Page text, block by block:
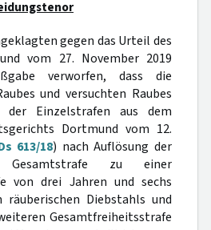
gegen das Urteil des
vom 27. November 2019
verworfen, dass die
und versuchten Raubes
der Einzelstrafen aus dem
Dortmund vom 12.
613/18) nach Auflösung der
zu einer
von drei Jahren und sechs
räuberischen Diebstahls und
Gesamtfreiheitsstrafe